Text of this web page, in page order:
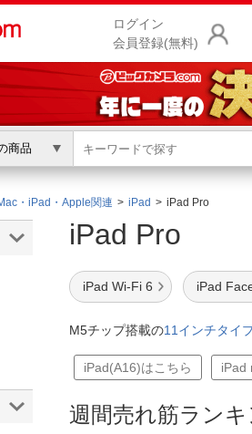
ログイン
会員登録(無料)
商品
・iPad・Apple関連 iPad iPad Pro
iPad Pro
iPad Wi-Fi 6 iPad
M5チップ搭載の11インチタイ
iPad(A16)はこちら iPad
週間売れ筋ラン